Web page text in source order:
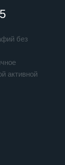
без
активной